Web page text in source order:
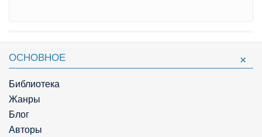
ОСНОВНОЕ
Библиотека
Жанры
Блог
Авторы